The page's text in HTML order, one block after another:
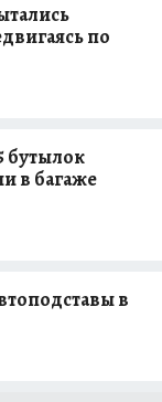
по
бутылок
в багаже
в